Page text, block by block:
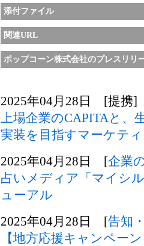
添付ファイル
関連URL
ポップコーン株式会社のプレスリリ
2025年04月28日 [提携]
上場企業のCAPITAと、
実装を目指すマーケテ
2025年04月28日 [企業
占いメディア「マイシ
ューアル
2025年04月28日 [告知
【地方応援キャンペー